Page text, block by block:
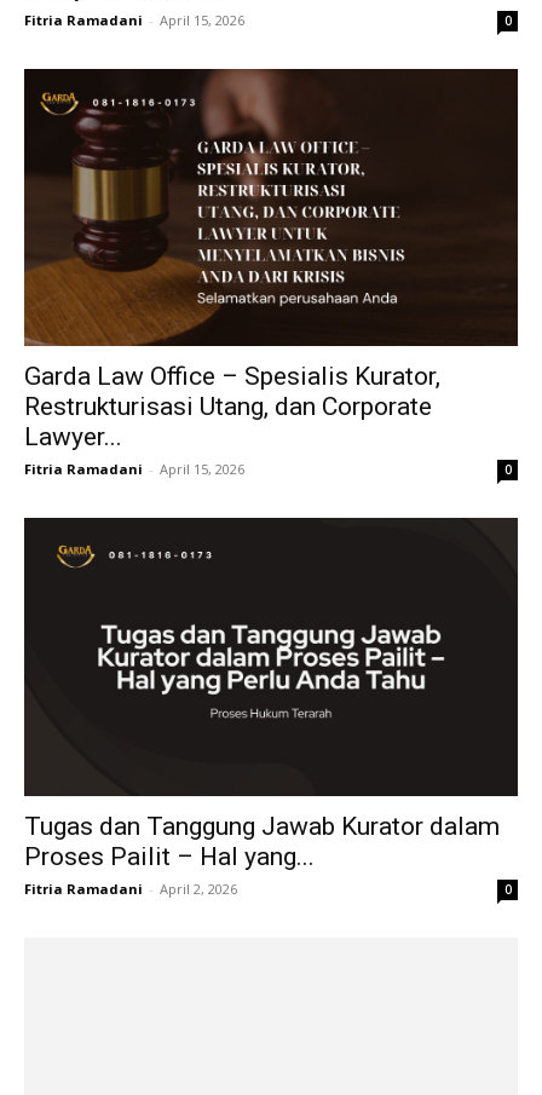
Fitria Ramadani - April 15, 2026 0
Garda Law Office – Spesialis Kurator,
Restrukturisasi Utang, dan Corporate
Lawyer...
Fitria Ramadani - April 15, 2026 0
Tugas dan Tanggung Jawab Kurator dalam
Proses Pailit – Hal yang...
Fitria Ramadani - April 2, 2026 0